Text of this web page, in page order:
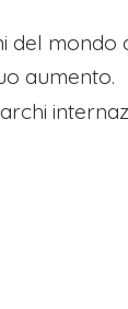
del
aumento.